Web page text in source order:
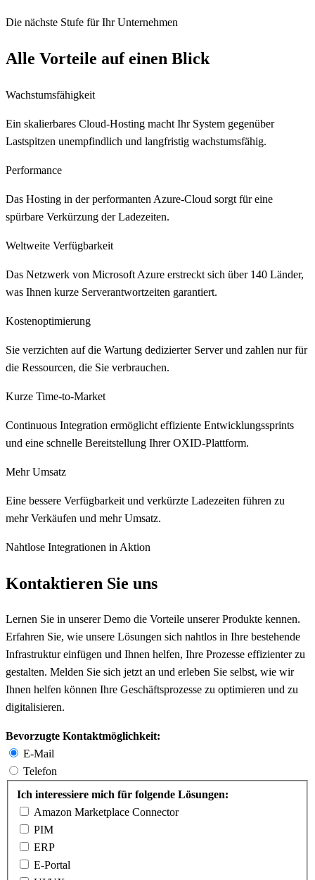
Die nächste Stufe für Ihr Unternehmen
Alle Vorteile auf einen Blick
Wachstumsfähigkeit
Ein skalierbares Cloud-Hosting macht Ihr System gegenüber
Lastspitzen unempfindlich und langfristig wachstumsfähig.
Performance
Das Hosting in der performanten Azure-Cloud sorgt für eine
spürbare Verkürzung der Ladezeiten.
Weltweite Verfügbarkeit
Das Netzwerk von Microsoft Azure erstreckt sich über 140 Länder,
was Ihnen kurze Serverantwortzeiten garantiert.
Kostenoptimierung
Sie verzichten auf die Wartung dedizierter Server und zahlen nur für
die Ressourcen, die Sie verbrauchen.
Kurze Time-to-Market
Continuous Integration ermöglicht effiziente Entwicklungssprints
und eine schnelle Bereitstellung Ihrer OXID-Plattform.
Mehr Umsatz
Eine bessere Verfügbarkeit und verkürzte Ladezeiten führen zu
mehr Verkäufen und mehr Umsatz.
Nahtlose Integrationen in Aktion
Kontaktieren Sie uns
Lernen Sie in unserer Demo die Vorteile unserer Produkte kennen.
Erfahren Sie, wie unsere Lösungen sich nahtlos in Ihre bestehende
Infrastruktur einfügen und Ihnen helfen, Ihre Prozesse effizienter zu
gestalten. Melden Sie sich jetzt an und erleben Sie selbst, wie wir
Ihnen helfen können Ihre Geschäftsprozesse zu optimieren und zu
digitalisieren.
Bevorzugte Kontaktmöglichkeit:
E-Mail
Telefon
Ich interessiere mich für folgende Lösungen:
Amazon Marketplace Connector
PIM
ERP
E-Portal